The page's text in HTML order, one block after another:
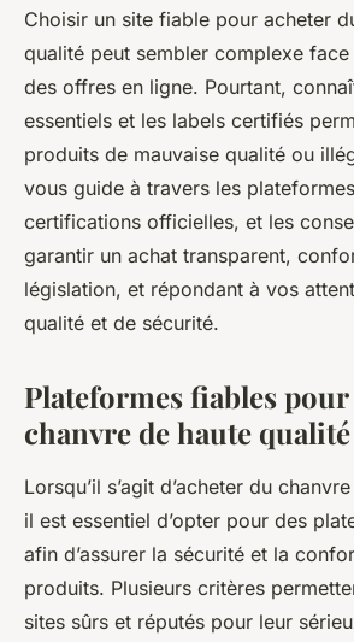
Top sites pour
chanvre de qualité
sécurité
Jeanne•22 juillet 2025• 8 min de lecture
Choisir un site fiable pour acheter
qualité peut sembler complexe
des offres en ligne. Pourtant,
essentiels et les labels certifiés
produits de mauvaise qualité ou
vous guide à travers les
certifications officielles, et les
garantir un achat transparent,
législation, et répondant à vos
qualité et de sécurité.
Plateformes fiables
chanvre de haute qualité
Lorsqu’il s’agit d’acheter du
il est essentiel d’opter pour des
afin d’assurer la sécurité et la
produits. Plusieurs critères
sites sûrs et réputés pour leur